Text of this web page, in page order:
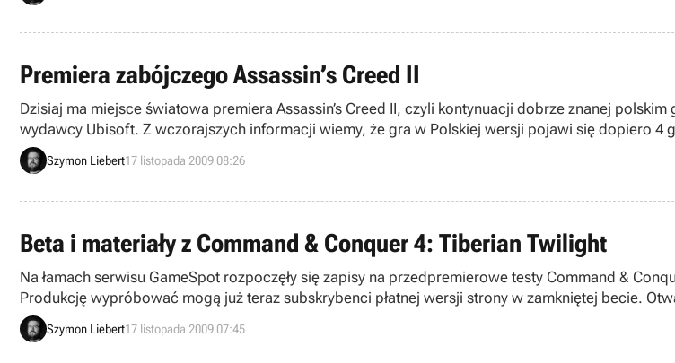
Premiera zabójczego Assassin’s Creed II
Dzisiaj ma miejsce światowa premiera Assassin’s Creed II, czyli kontynuacji dobrze znanej
wydawcy Ubisoft. Z wczorajszych informacji wiemy, że gra w Polskiej wersji pojawi się dopiero
teraz z zagranicznego sklepu.
Szymon Liebert17 listopada 2009 08:26
Beta i materiały z Command & Conquer 4: Tiberian Twilight
Na łamach serwisu GameSpot rozpoczęły się zapisy na przedpremierowe testy Command &
Produkcję wypróbować mogą już teraz subskrybenci płatnej wersji strony w zamkniętej becie.
Electronic Arts wypuścili nowe materiały z gry.
Szymon Liebert17 listopada 2009 07:45